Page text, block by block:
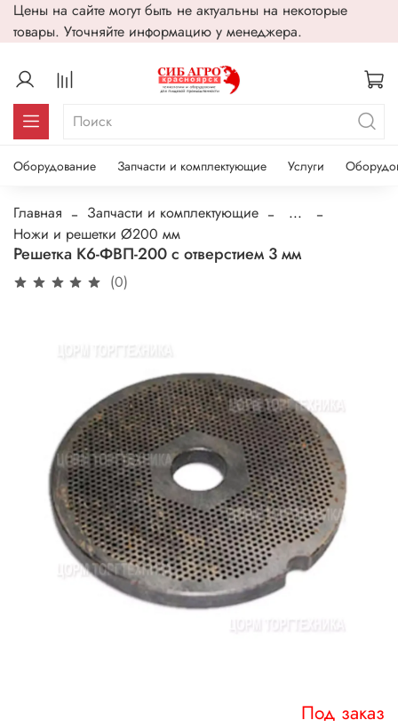
Цены на сайте могут быть не актуальны на некоторые
товары. Уточняйте информацию у менеджера.
Оборудование Запчасти и комплектующие Услуги
Главная Запчасти и комплектующие
...
Ножи и решетки Ø200 мм
Решетка К6-ФВП-200 с отверстием 3 мм
(0)
Под заказ